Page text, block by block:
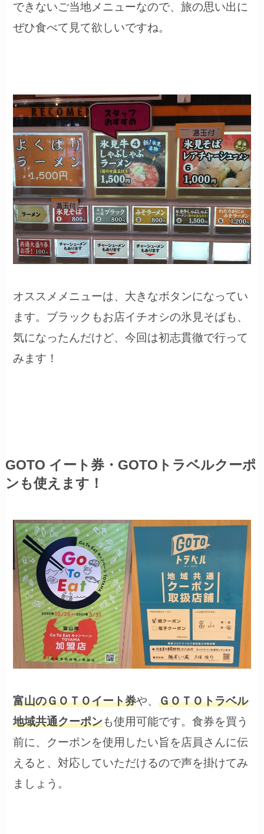
できないご当地メニューなので、旅の思い出に
ぜひ食べて見て欲しいですね。
オススメメニューは、大きなボタンになってい
ます。ブラックもお店イチオシの氷見そばも、
気になったんだけど、今回は初志貫徹で行って
みます！
GOTO イート券・GOTOトラベルクーポ
ンも使えます！
富山のＧＯＴＯイート券や、ＧＯＴＯトラベル
地域共通クーポンも使用可能です。食券を買う
前に、クーポンを使用したい旨を店員さんに伝
えると、対応していただけるので声を掛けてみ
ましょう。